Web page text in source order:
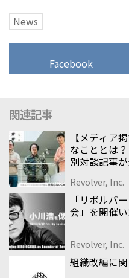
News
Facebook
関連記事
【メディア
なこととは
別対談記事
Revolver, Inc.
「リボルバ
会」を開催
Revolver, Inc.
組織改編に